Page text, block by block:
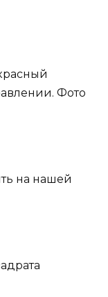
Фото
на нашей